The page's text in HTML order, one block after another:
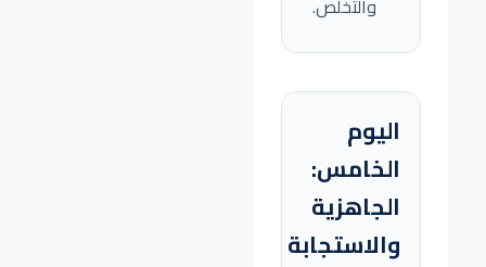
والتخلص.
اليوم
الخامس:
الجاهزية
والاستجابة